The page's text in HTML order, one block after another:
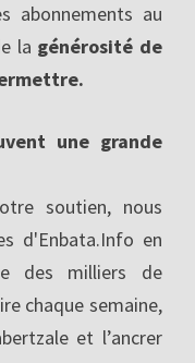
abonnements au
la générosité de
une grande
soutien, nous
d'Enbata.Info en
des milliers de
chaque semaine,
et l’ancrer